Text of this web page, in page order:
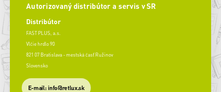
Autorizovaný distribútor a servis v SR
Distribútor
FAST PLUS, a.s.
Vlčie hrdlo 90
821 07 Bratislava - mestská časť Ružinov
Slovensko
E-mail: info@retlux.sk